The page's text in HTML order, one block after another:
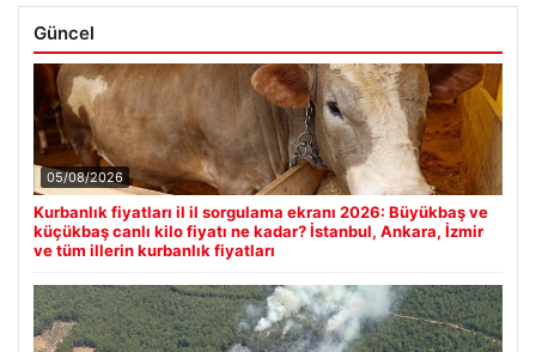
Güncel
05/08/2026
Kurbanlık fiyatları il il sorgulama ekranı 2026: Büyükbaş ve
küçükbaş canlı kilo fiyatı ne kadar? İstanbul, Ankara, İzmir
ve tüm illerin kurbanlık fiyatları